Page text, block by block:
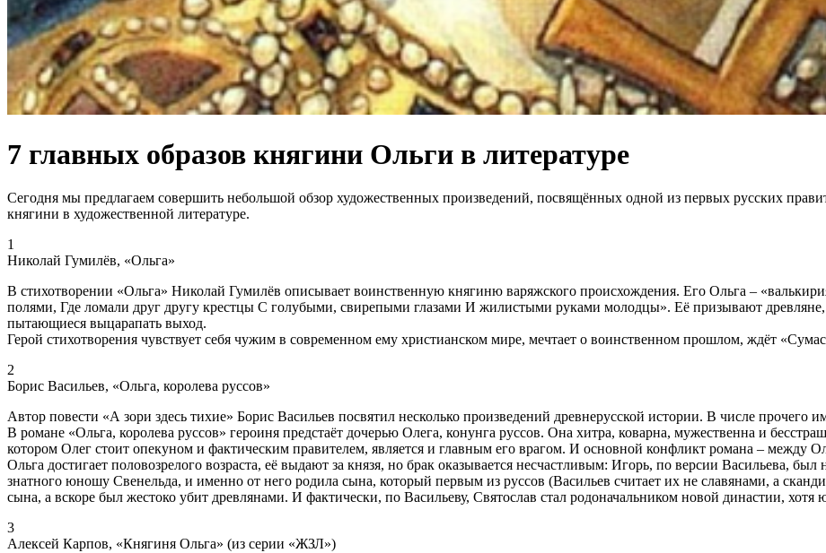
7 главных образов княгини Ольги в литературе
Сегодня мы предлагаем совершить небольшой обзор художественных произведений, посвящённых одной из первых русских
княгини в художественной литературе.
1
Николай Гумилёв, «Ольга»
В стихотворении «Ольга» Николай Гумилёв описывает воинственную княгиню варяжского происхождения. Его Ольга –
полями, Где ломали друг другу крестцы С голубыми, свирепыми глазами И жилистыми руками молодцы». Её призывают
пытающиеся выцарапать выход.
Герой стихотворения чувствует себя чужим в современном ему христианском мире, мечтает о воинственном прошлом, ждёт
2
Борис Васильев, «Ольга, королева руссов»
Автор повести «А зори здесь тихие» Борис Васильев посвятил несколько произведений древнерусской истории. В числе
В романе «Ольга, королева руссов» героиня предстаёт дочерью Олега, конунга руссов. Она хитра, коварна, мужественна и
котором Олег стоит опекуном и фактическим правителем, является и главным его врагом. И основной конфликт романа – между
Ольга достигает половозрелого возраста, её выдают за князя, но брак оказывается несчастливым: Игорь, по версии Васильева,
знатного юношу Свенельда, и именно от него родила сына, который первым из руссов (Васильев считает их не славянами, а
сына, а вскоре был жестоко убит древлянами. И фактически, по Васильеву, Святослав стал родоначальником новой династии,
3
Алексей Карпов, «Княгиня Ольга» (из серии «ЖЗЛ»)